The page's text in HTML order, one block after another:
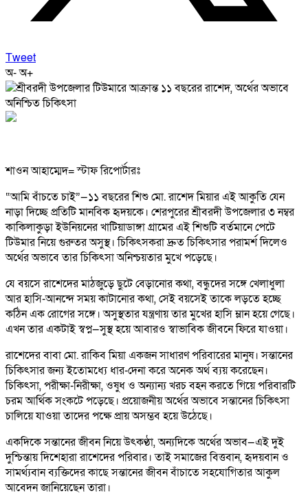
Tweet
অ-অ+
শাওন আহাম্মেদ= স্টাফ রিপোর্টারঃ
“আমি বাঁচতে চাই”—১১ বছরের শিশু মো. রাশেদ মিয়ার এই আকুতি যেন
নাড়া দিচ্ছে প্রতিটি মানবিক হৃদয়কে। শেরপুরের শ্রীবরদী উপজেলার ৩ নম্বর
কাকিলাকুড়া ইউনিয়নের খাটিয়াডাঙ্গা গ্রামের এই শিশুটি বর্তমানে পেটে
টিউমার নিয়ে গুরুতর অসুস্থ। চিকিৎসকরা দ্রুত চিকিৎসার পরামর্শ দিলেও
অর্থের অভাবে তার চিকিৎসা অনিশ্চয়তার মুখে পড়েছে।
যে বয়সে রাশেদের মাঠজুড়ে ছুটে বেড়ানোর কথা, বন্ধুদের সঙ্গে খেলাধুলা
আর হাসি-আনন্দে সময় কাটানোর কথা, সেই বয়সেই তাকে লড়তে হচ্ছে
কঠিন এক রোগের সঙ্গে। অসুস্থতার যন্ত্রণায় তার মুখের হাসি ম্লান হয়ে গেছে।
এখন তার একটাই স্বপ্ন—সুস্থ হয়ে আবারও স্বাভাবিক জীবনে ফিরে যাওয়া।
রাশেদের বাবা মো. রাকিব মিয়া একজন সাধারণ পরিবারের মানুষ। সন্তানের
চিকিৎসার জন্য ইতোমধ্যে ধার-দেনা করে অনেক অর্থ ব্যয় করেছেন।
চিকিৎসা, পরীক্ষা-নিরীক্ষা, ওষুধ ও অন্যান্য খরচ বহন করতে গিয়ে পরিবারটি
চরম আর্থিক সংকটে পড়েছে। প্রয়োজনীয় অর্থের অভাবে সন্তানের চিকিৎসা
চালিয়ে যাওয়া তাদের পক্ষে প্রায় অসম্ভব হয়ে উঠেছে।
একদিকে সন্তানের জীবন নিয়ে উৎকণ্ঠা, অন্যদিকে অর্থের অভাব—এই দুই
দুশ্চিন্তায় দিশেহারা রাশেদের পরিবার। তাই সমাজের বিত্তবান, হৃদয়বান ও
সামর্থ্যবান ব্যক্তিদের কাছে সন্তানের জীবন বাঁচাতে সহযোগিতার আকুল
আবেদন জানিয়েছেন তারা।